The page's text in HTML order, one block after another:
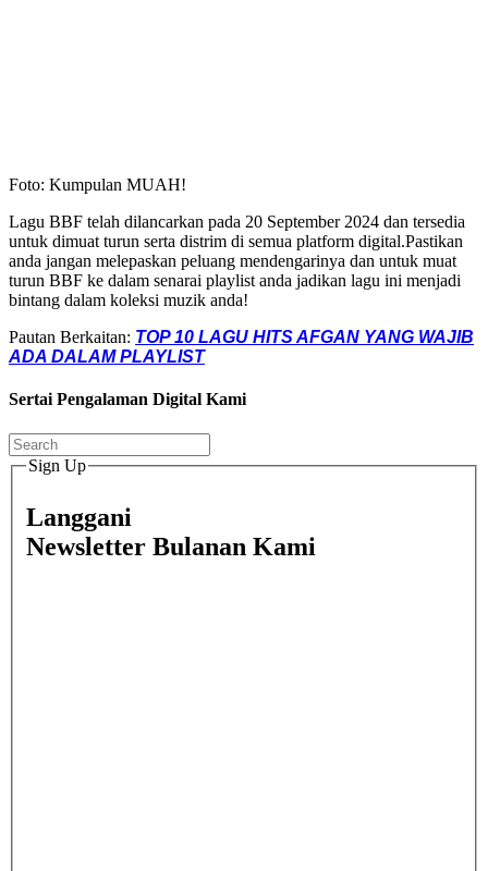
Foto: Kumpulan MUAH!
Lagu BBF telah dilancarkan pada 20 September 2024 dan tersedia
untuk dimuat turun serta distrim di semua platform digital.Pastikan
anda jangan melepaskan peluang mendengarinya dan untuk muat
turun BBF ke dalam senarai playlist anda jadikan lagu ini menjadi
bintang dalam koleksi muzik anda!
Pautan Berkaitan: TOP 10 LAGU HITS AFGAN YANG WAJIB
ADA DALAM PLAYLIST
Sertai Pengalaman Digital Kami
Sign Up
Langgani
Newsletter Bulanan Kami